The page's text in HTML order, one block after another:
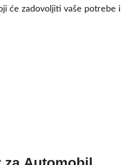
će zadovoljiti vaše potrebe i